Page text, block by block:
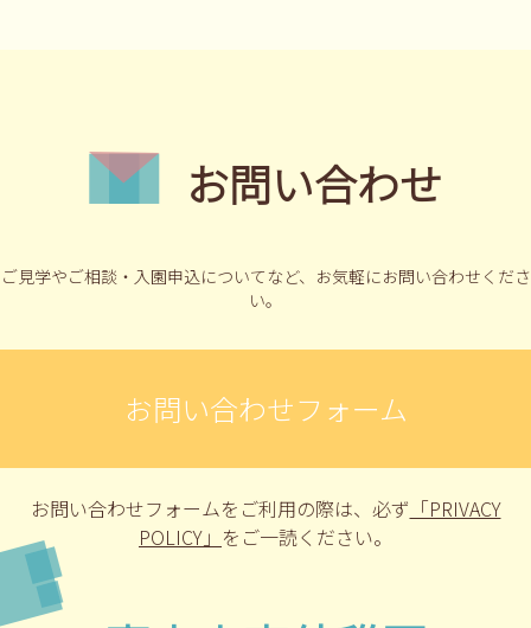
お問い合わせ
ご見学やご相談・入園申込についてなど、 お気軽にお問い合わせくださ
い。
お問い合わせフォーム
お問い合わせフォームをご利用の際は、 必ず 「PRIVACY
POLICY」 をご一読ください。